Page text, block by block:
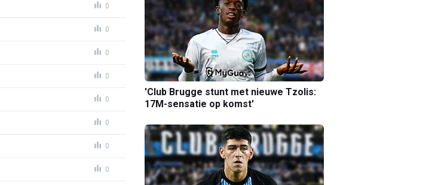
0
0
0
0
0
0
0
0
'Club Brugge stunt met nieuwe Tzolis:
17M-sensatie op komst'